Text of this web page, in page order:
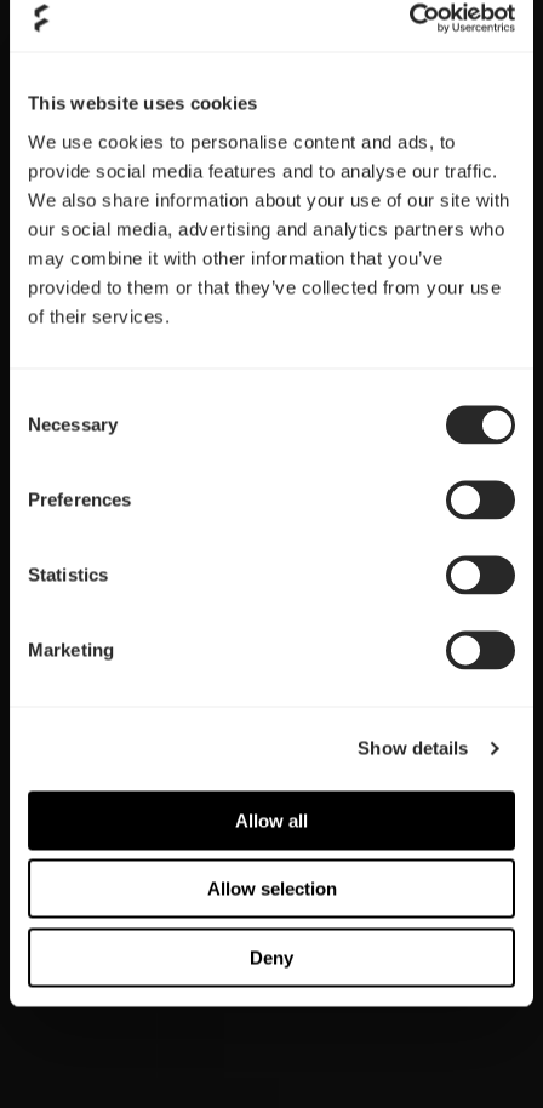
This website uses cookies
We use cookies to personalise content and ads, to
provide social media features and to analyse our traffic.
We also share information about your use of our site with
our social media, advertising and analytics partners who
may combine it with other information that you’ve
provided to them or that they’ve collected from your use
of their services.
Selection
Necessary
Preferences
Statistics
Marketing
Show details
Allow all
Allow selection
Deny